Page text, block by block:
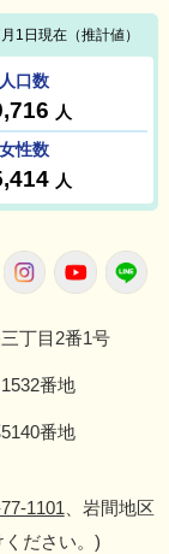
FacebookInstagram
丁目2番1号
番地
番地
1101 、岩間地区
ださい。)